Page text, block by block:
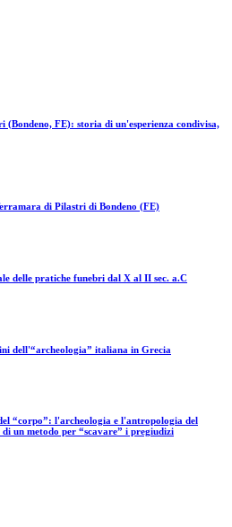
(Bondeno, FE): storia di un'esperienza condivisa,
di Pilastri di Bondeno (FE)
delle pratiche funebri dal X al II sec. a.C
dell'“archeologia” italiana in Grecia
“corpo”: l'archeologia e l'antropologia del
un metodo per “scavare” i pregiudizi